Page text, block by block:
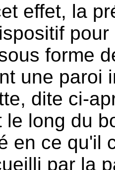
effet, la
forme
une paroi
dite ci-
le long du
en ce qu'il
par la